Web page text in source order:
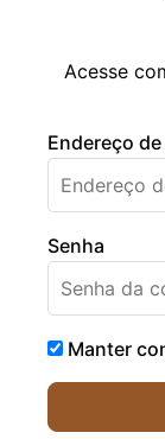
Acesse
Endereço
Senha
Manter